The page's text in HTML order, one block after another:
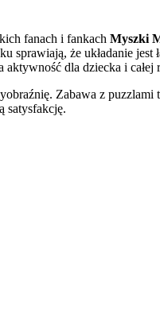
fanach i fankach Myszki
że układanie jest
aktywność dla dziecka i całej
Zabawa z
satysfakcję.